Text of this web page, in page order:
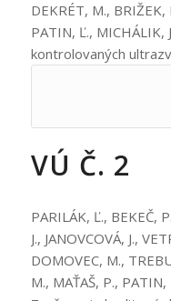
DEKRÉT, M., BRIŽEK,
PATIN, Ľ., MICHÁLIK,
kontrolovaných
VÚ Č. 2
PARILÁK, Ľ., BEKEČ,
J., JANOVCOVÁ, J.,
DOMOVEC, M.,
M., MAŤAŠ, P., PATIN,